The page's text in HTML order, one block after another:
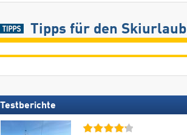
Tipps für den Skiurlaub
Testberichte